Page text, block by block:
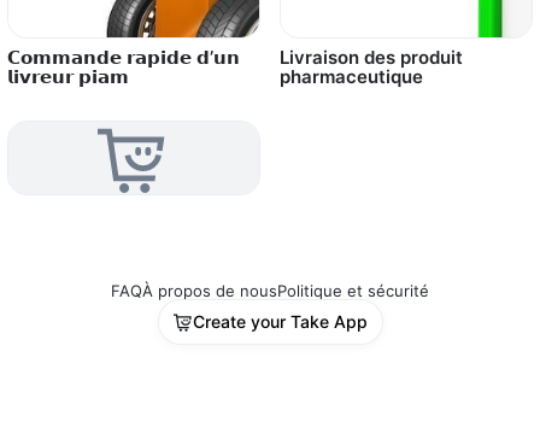
𝗖𝗼𝗺𝗺𝗮𝗻𝗱𝗲 𝗿𝗮𝗽𝗶𝗱𝗲 𝗱’𝘂𝗻
𝗹𝗶𝘃𝗿𝗲𝘂𝗿 𝗽𝗶𝗮𝗺
Livraison des produit
pharmaceutique
FAQÀ propos de nousPolitique et sécurité
Create your Take App